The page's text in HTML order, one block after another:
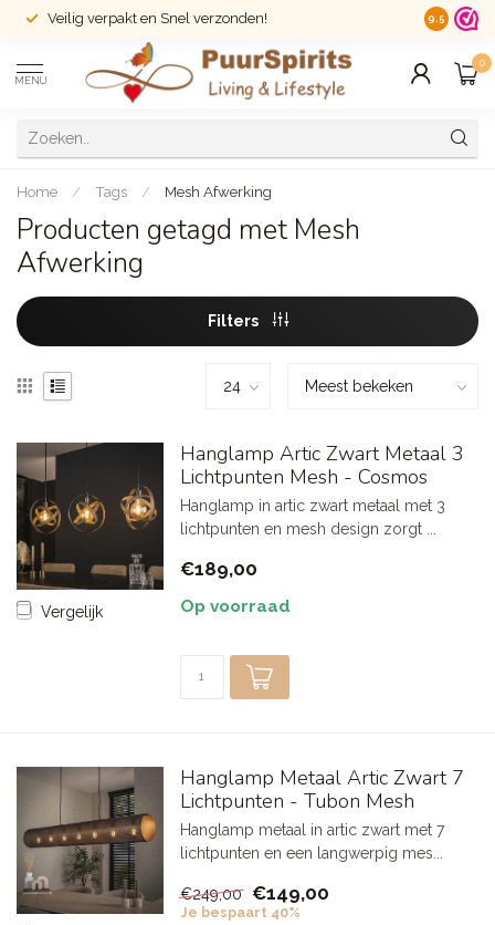
Veilig verpakt en Snel verzonden! 14 dagen
9.5
MENU
0
Home / Tags / Mesh Afwerking
Producten getagd met Mesh
Afwerking
Filters
Vergelijk
Hanglamp Artic Zwart Metaal 3
Lichtpunten Mesh - Cosmos
Hanglamp in artic zwart metaal met 3
lichtpunten en mesh design zorgt ...
€189,00
Op voorraad
Hanglamp Metaal Artic Zwart 7
Lichtpunten - Tubon Mesh
Hanglamp metaal in artic zwart met 7
lichtpunten en een langwerpig mes...
€249,00 €149,00
Je bespaart 40%